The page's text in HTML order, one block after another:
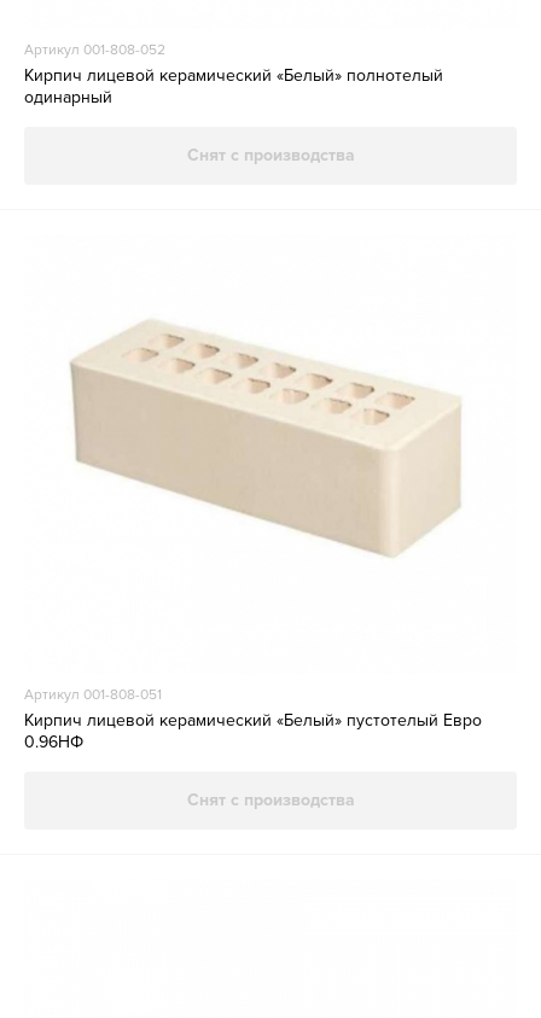
Артикул 001-808-052
Кирпич лицевой керамический «Белый» полнотелый
одинарный
Снят с производства
Артикул 001-808-051
Кирпич лицевой керамический «Белый» пустотелый Евро
0.96НФ
Снят с производства